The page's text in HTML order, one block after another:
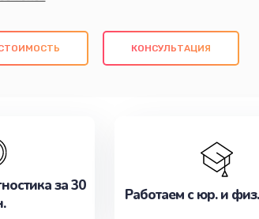
и профессиональное обслуживание,
наилучшим образом. Не медлите
КОНСУЛЬТАЦИЯ
за 30
Работаем с юр. и